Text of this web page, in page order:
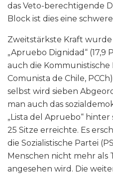
das Veto-berechtigende
Block ist dies eine
Zweitstärkste Kraft
„Apruebo Dignidad“ (17,9
auch die Kommunistische
Comunista de Chile,
selbst wird sieben
man auch das
„Lista del Apruebo“ hinter
25 Sitze erreichte. Es
die Sozialistische Partei
Menschen nicht mehr als
angesehen wird. Die